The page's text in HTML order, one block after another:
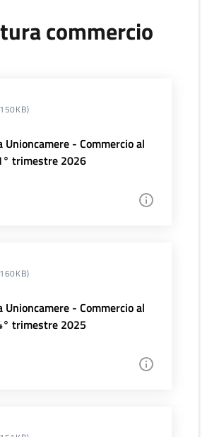
commercio
Unioncamere - Commercio al
trimestre 2026
Unioncamere - Commercio al
trimestre 2025